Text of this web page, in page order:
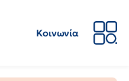
Κοινωνία